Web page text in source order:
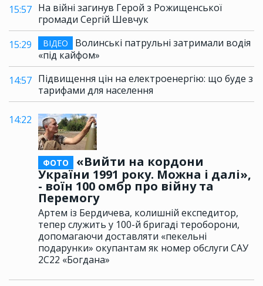
15:57 На війні загинув Герой з Рожищенської
громади Сергій Шевчук
15:29
ВІДЕО
Волинські патрульні затримали водія
«під кайфом»
14:57 Підвищення цін на електроенергію: що буде з
тарифами для населення
14:22
ФОТО
«Вийти на кордони
України 1991 року. Можна і далі»,
- воїн 100 омбр про війну та
Перемогу
Артем із Бердичева, колишній експедитор,
тепер служить у 100-й бригаді тероборони,
допомагаючи доставляти «пекельні
подарунки» окупантам як номер обслуги САУ
2С22 «Богдана»